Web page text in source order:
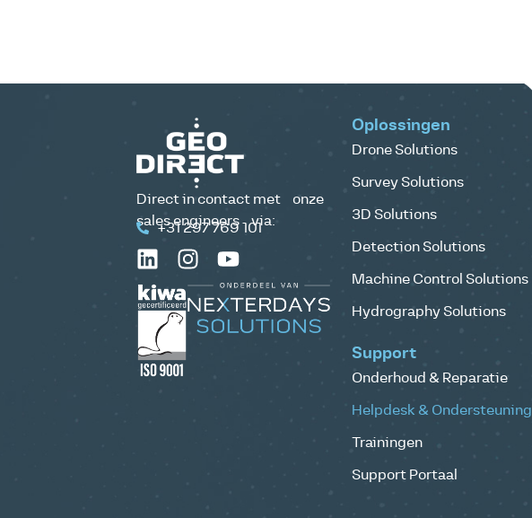
Direct in contact met onze
sales engineers via:
+31 297 769 101
Oplossingen
Drone Solutions
Survey Solutions
3D Solutions
Detection Solutions
Machine Control Solutions
Hydrography Solutions
Support
Onderhoud & Reparatie
Helpdesk & Ondersteuning
Trainingen
Support Portaal